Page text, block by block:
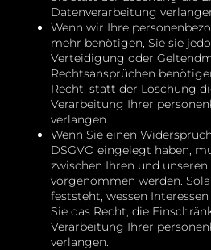
Datenverarbeitung
Wenn wir Ihre
mehr benötigen, Sie sie
Verteidigung oder
Rechtsansprüchen
Recht, statt der Löschung
Verarbeitung Ihrer
verlangen.
Wenn Sie einen
DSGVO eingelegt haben,
zwischen Ihren und unseren
vorgenommen werden.
feststeht, wessen
Sie das Recht, die
Verarbeitung Ihrer
verlangen.